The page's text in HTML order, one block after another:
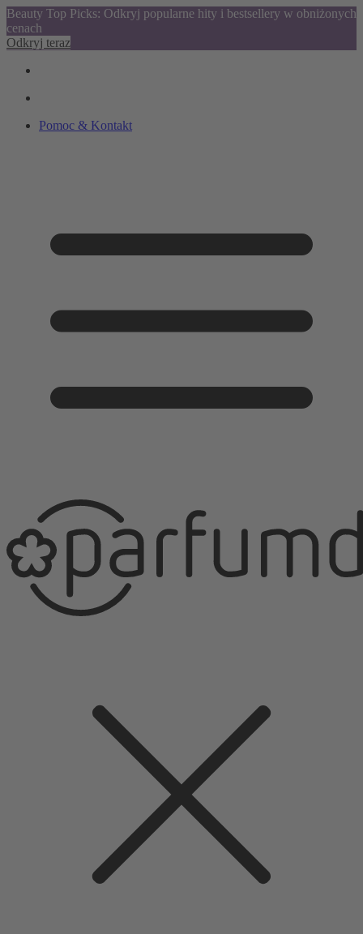
Beauty Top Picks: Odkryj popularne hity i bestsellery w obniżonych
cenach
Odkryj teraz
Pomoc & Kontakt